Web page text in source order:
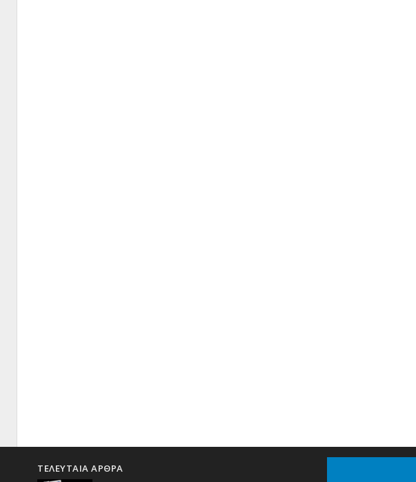
ΤΕΛΕΥΤΑΙΑ ΑΡΘΡΑ